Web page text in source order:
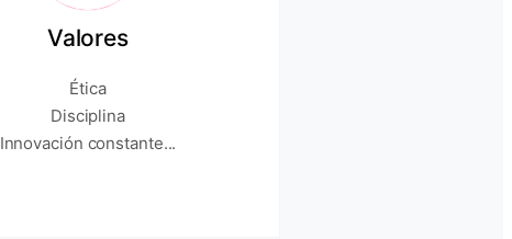
Valores
Ética
Disciplina
Innovación constante...